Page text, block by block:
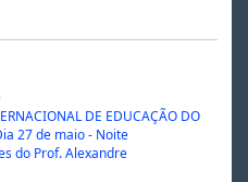
DE EDUCAÇÃO DO
27 de maio - Noite
do Prof. Alexandre